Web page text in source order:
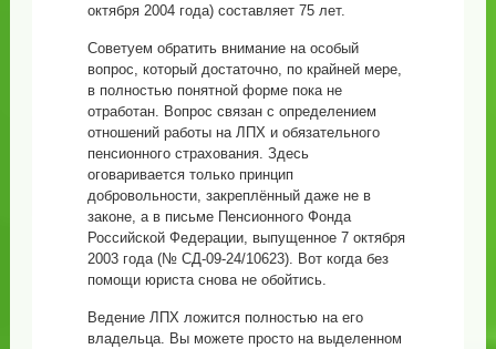
октября 2004 года) составляет 75 лет.
Советуем обратить внимание на особый
вопрос, который достаточно, по крайней мере,
в полностью понятной форме пока не
отработан. Вопрос связан с определением
отношений работы на ЛПХ и обязательного
пенсионного страхования. Здесь
оговаривается только принцип
добровольности, закреплённый даже не в
законе, а в письме Пенсионного Фонда
Российской Федерации, выпущенное 7 октября
2003 года (№ СД-09-24/10623). Вот когда без
помощи юриста снова не обойтись.
Ведение ЛПХ ложится полностью на его
владельца. Вы можете просто на выделенном